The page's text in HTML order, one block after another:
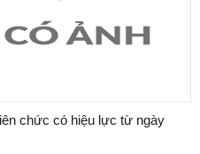
chức có hiệu lực từ ngày